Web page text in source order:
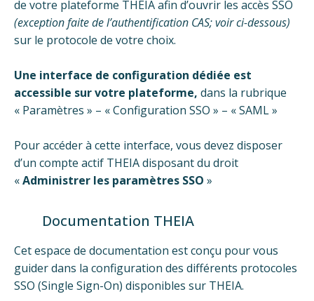
de votre plateforme THEIA afin d’ouvrir les accès SSO
(exception faite de l’authentification CAS; voir ci-dessous)
sur le protocole de votre choix.
Une interface de configuration dédiée est
accessible sur votre plateforme, dans la rubrique
« Paramètres » – « Configuration SSO » – « SAML »
Pour accéder à cette interface, vous devez disposer
d’un compte actif THEIA disposant du droit
«Administrer les paramètres SSO »
Documentation THEIA
Cet espace de documentation est conçu pour vous
guider dans la configuration des différents protocoles
SSO (Single Sign-On) disponibles sur THEIA.